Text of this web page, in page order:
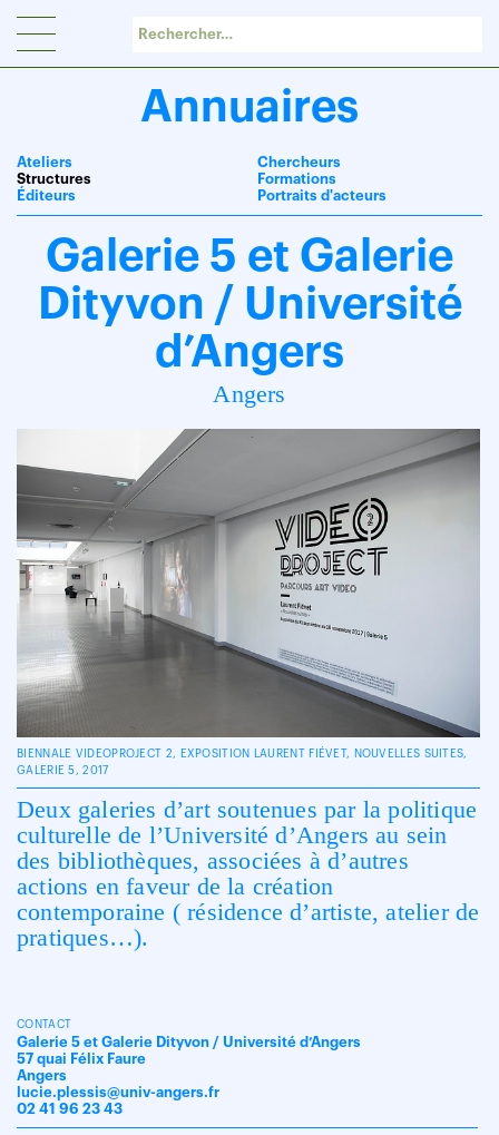
Annuaires
Ateliers
Structures
Éditeurs
Chercheurs
Formations
Portraits d'acteurs
Galerie 5 et Galerie
Dityvon / Université
d’Angers
Angers
BIENNALE VIDEOPROJECT 2, EXPOSITION LAURENT FIÉVET, NOUVELLES SUITES,
GALERIE 5, 2017
Deux galeries d’art soutenues par la politique
culturelle de l’Université d’Angers au sein
des bibliothèques, associées à d’autres
actions en faveur de la création
contemporaine ( résidence d’artiste, atelier de
pratiques…).
CONTACT
Galerie 5 et Galerie Dityvon / Université d’Angers
57 quai Félix Faure
Angers
lucie.plessis@univ-angers.fr
02 41 96 23 43